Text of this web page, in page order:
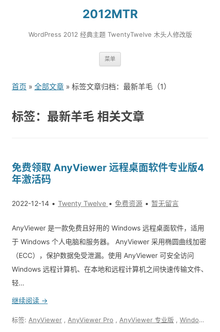
2012MTR
WordPress 2012 经典主题 TwentyTwelve 木头人修改版
菜单
到
首页 » 全部文章 » 标签文章归档：最新羊毛（1）
标签：最新羊毛 相关文章
免费领取 AnyViewer 远程桌面软件专业版4
年激活码
2022-12-14 Twenty Twelve 免费资源 暂无留言
AnyViewer 是一款免费且好用的 Windows 远程桌面软件，适用
于 Windows 个人电脑和服务器。 AnyViewer 采用椭圆曲线加密
（ECC），保护数据免受泄漏。使用 AnyViewer 可安全访问
Windows 远程计算机、在本地和远程计算机之间快速传输文件、
轻…
继续阅读 →
标签: AnyViewer AnyViewer Pro AnyViewer 专业版 Windows远程桌面软件